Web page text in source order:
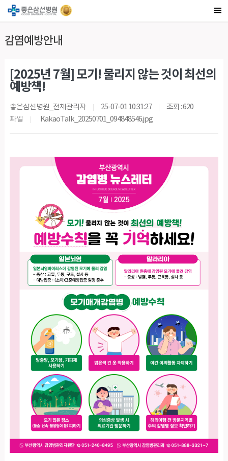
감염예방안내
[2025년 7월] 모기! 물리지 않는 것이 최선의
예방책!
좋은삼선병원_전체관리자 25-07-01 10:31:27
조회 : 620
파일
KakaoTalk_20250701_094848546.jpg